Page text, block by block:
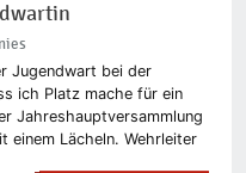
Jugendwart bei der
ich Platz mache für ein
Jahreshauptversammlung
einem Lächeln. Wehrleiter